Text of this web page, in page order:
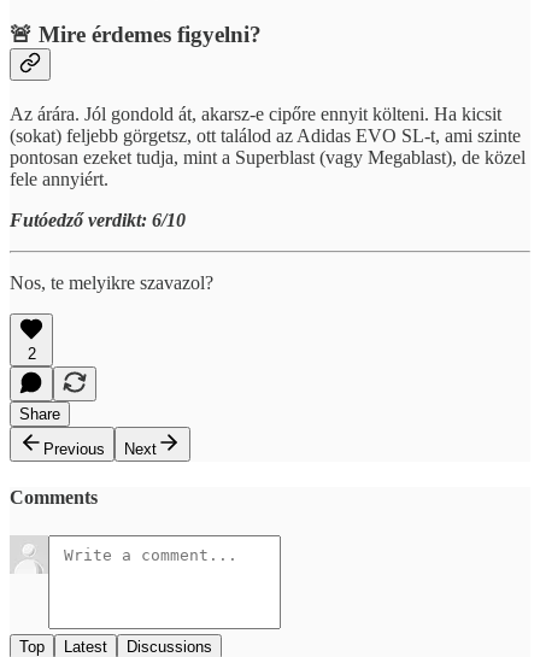
🚨 Mire érdemes figyelni?
Az árára. Jól gondold át, akarsz-e cipőre ennyit költeni. Ha kicsit
(sokat) feljebb görgetsz, ott találod az Adidas EVO SL-t, ami szinte
pontosan ezeket tudja, mint a Superblast (vagy Megablast), de közel
fele annyiért.
Futóedző verdikt: 6/10
Nos, te melyikre szavazol?
2
Share
Previous
Next
Comments
Top Latest Discussions